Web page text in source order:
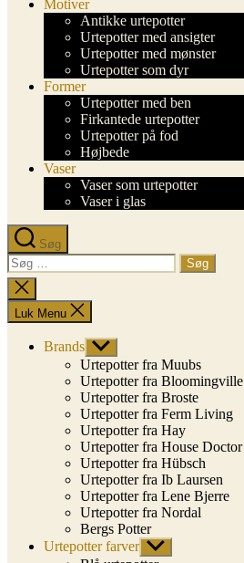
Motiver
Antikke urtepotter
Urtepotter med ansigter
Urtepotter med mønster
Urtepotter som dyr
Former
Urtepotter med ben
Firkantede urtepotter
Urtepotter på fod
Højbede
Vaser
Vaser som urtepotter
Vaser i glas
Søg
Søg
efter:
Luk
søgning
Luk Menu
Brands Vis
undermenu
Urtepotter fra Muubs
Urtepotter fra Bloomingville
Urtepotter fra Broste
Urtepotter fra Ferm Living
Urtepotter fra Hay
Urtepotter fra House Doctor
Urtepotter fra Hübsch
Urtepotter fra Ib Laursen
Urtepotter fra Lene Bjerre
Urtepotter fra Nordal
Bergs Potter
Urtepotter farver Vis
undermenu